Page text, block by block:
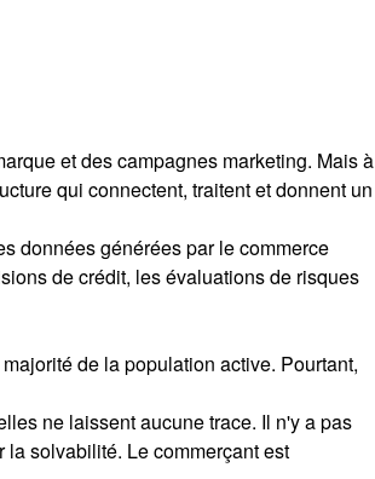
et des campagnes marketing. Mais à
qui connectent, traitent et donnent un
données générées par le commerce
de crédit, les évaluations de risques
de la population active. Pourtant,
ne laissent aucune trace. Il n'y a pas
solvabilité. Le commerçant est